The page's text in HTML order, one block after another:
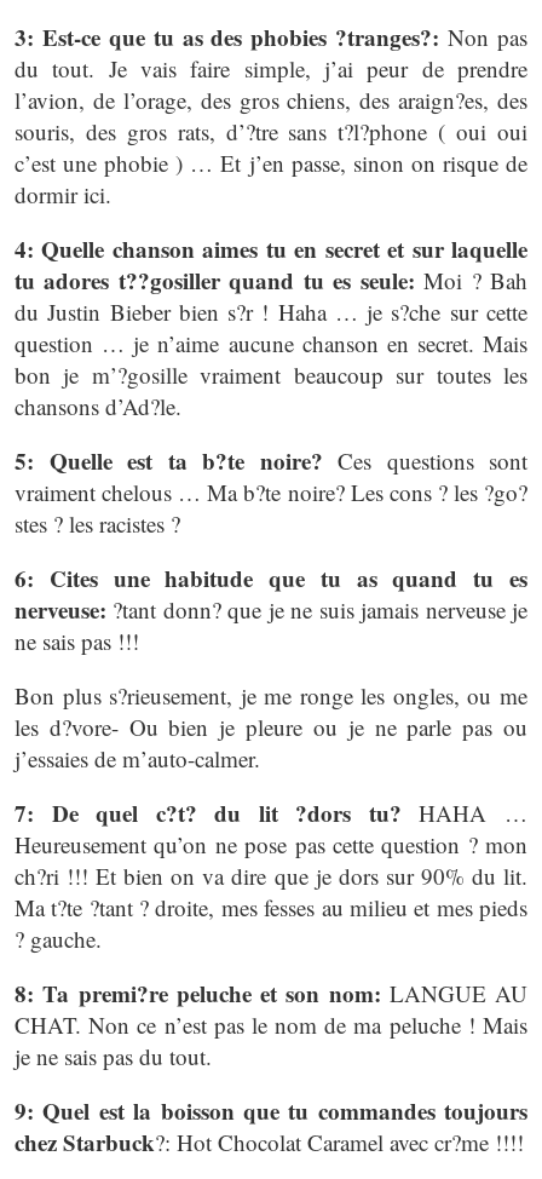
3: Est-ce que tu as des phobies ?tranges?: Non pas
du tout. Je vais faire simple, j’ai peur de prendre
l’avion, de l’orage, des gros chiens, des araign?es, des
souris, des gros rats, d’?tre sans t?l?phone ( oui oui
c’est une phobie ) … Et j’en passe, sinon on risque de
dormir ici.
4: Quelle chanson aimes tu en secret et sur laquelle
tu adores t??gosiller quand tu es seule: Moi ? Bah
du Justin Bieber bien s?r ! Haha … je s?che sur cette
question … je n’aime aucune chanson en secret. Mais
bon je m’?gosille vraiment beaucoup sur toutes les
chansons d’Ad?le.
5: Quelle est ta b?te noire? Ces questions sont
vraiment chelous … Ma b?te noire? Les cons ? les ?go?
stes ? les racistes ?
6: Cites une habitude que tu as quand tu es
nerveuse: ?tant donn? que je ne suis jamais nerveuse je
ne sais pas !!!
Bon plus s?rieusement, je me ronge les ongles, ou me
les d?vore- Ou bien je pleure ou je ne parle pas ou
j’essaies de m’auto-calmer.
7: De quel c?t? du lit ?dors tu? HAHA …
Heureusement qu’on ne pose pas cette question ? mon
ch?ri !!! Et bien on va dire que je dors sur 90% du lit.
Ma t?te ?tant ? droite, mes fesses au milieu et mes pieds
? gauche.
8: Ta premi?re peluche et son nom: LANGUE AU
CHAT. Non ce n’est pas le nom de ma peluche ! Mais
je ne sais pas du tout.
9: Quel est la boisson que tu commandes toujours
chez Starbuck?: Hot Chocolat Caramel avec cr?me !!!!